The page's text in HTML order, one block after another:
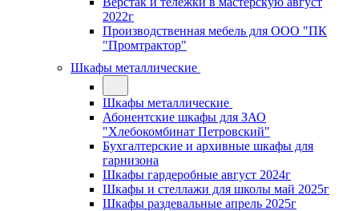
2022г
Производственная мебель для ООО "ПК
"Промтрактор"
Шкафы металлические
Шкафы металлические
Абонентские шкафы для ЗАО
"Хлебокомбинат Петровский"
Бухгалтерские и архивные шкафы для
гарнизона
Шкафы гардеробные август 2024г
Шкафы и стеллажи для школы май 2025г
Шкафы раздевальные апрель 2025г